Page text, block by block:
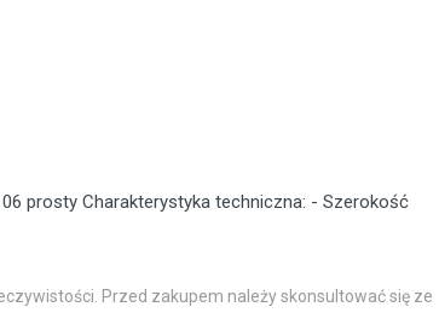
prosty Charakterystyka techniczna: - Szerokość
Przed zakupem należy skonsultować się ze